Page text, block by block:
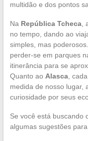
multidão e dos pontos
Na República Tcheca,
no tempo, dando ao
simples, mas
perder-se em parques
itinerância para se
Quanto ao Alasca,
medida de nosso lugar,
curiosidade por seus
Se você está buscando
algumas sugestões